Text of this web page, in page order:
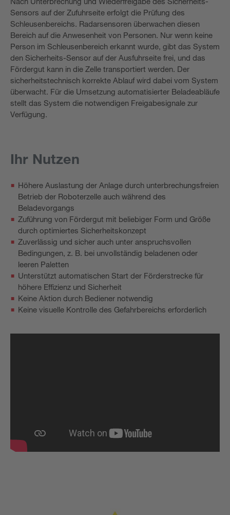
Sensors auf der Zufuhrseite erfolgt die Prüfung des
Schleusenbereichs. Radarsensoren überwachen diesen
Bereich auf die Anwesenheit von Personen. Nur wenn keine
Person im Schleusenbereich erkannt wurde, gibt das System
den Sicherheits-Sensor auf der Ausfuhrseite frei, und das
Fördergut kann in die Zelle transportiert werden. Der
sicherheitstechnisch korrekte Ablauf wird dabei vom System
überwacht. Für die Umsetzung automatisierter Beladeabläufe
stellt das System die notwendigen Freigabesignale zur
Verfügung.
Ihr Nutzen
Höhere Auslastung der Anlage durch unterbrechungsfreien
Betrieb der Roboterzelle auch während des
Beladevorgangs
Zuführung von Fördergut mit beliebiger Form und Größe
durch optimiertes Sicherheitskonzept
Zuverlässig und sicher auch unter anspruchsvollen
Bedingungen, z. B. bei unvollständig beladenen oder
leeren Paletten
Unterstützt automatischen Start der Förderstrecke für
höhere Effizienz und Sicherheit
Keine Aktion durch Bediener notwendig
Keine visuelle Kontrolle des Gefahrbereichs erforderlich